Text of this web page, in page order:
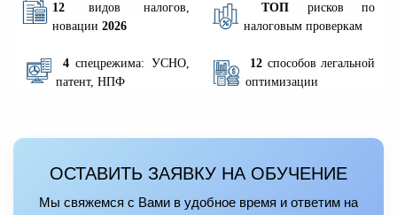
12
видов налогов,
новации 2026
ТОП
рисков по
налоговым проверкам
4спецрежима: УСНО,
патент, НПФ
12 способов легальной
оптимизации
ОСТАВИТЬ ЗАЯВКУ НА ОБУЧЕНИЕ
Мы свяжемся с Вами в удобное время и ответим на